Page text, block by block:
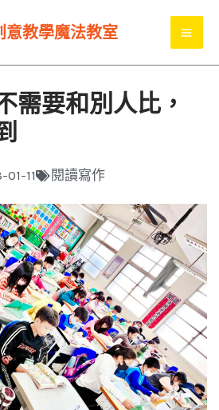
意教學魔法教室
需要和別人比，
01-11 閱讀寫作